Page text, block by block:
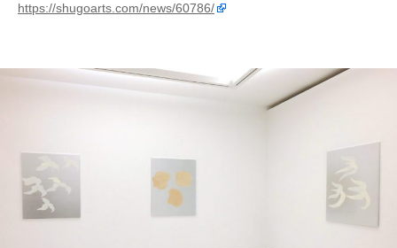
https://shugoarts.com/news/60786/